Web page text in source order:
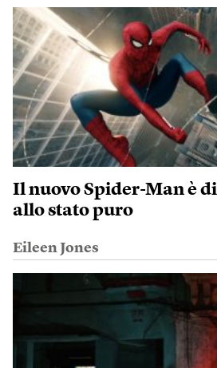
Il nuovo Spider-Man è
allo stato puro
Eileen Jones